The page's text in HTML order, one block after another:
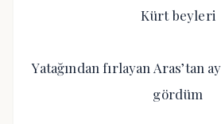
Kürt beyleri
Yatağından fırlayan Aras’tan
gördüm